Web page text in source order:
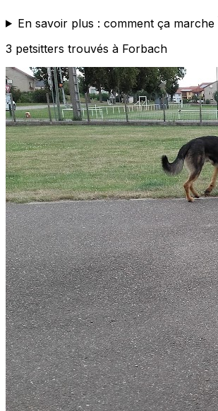
En savoir plus : comment ça marche
3 petsitters trouvés à Forbach